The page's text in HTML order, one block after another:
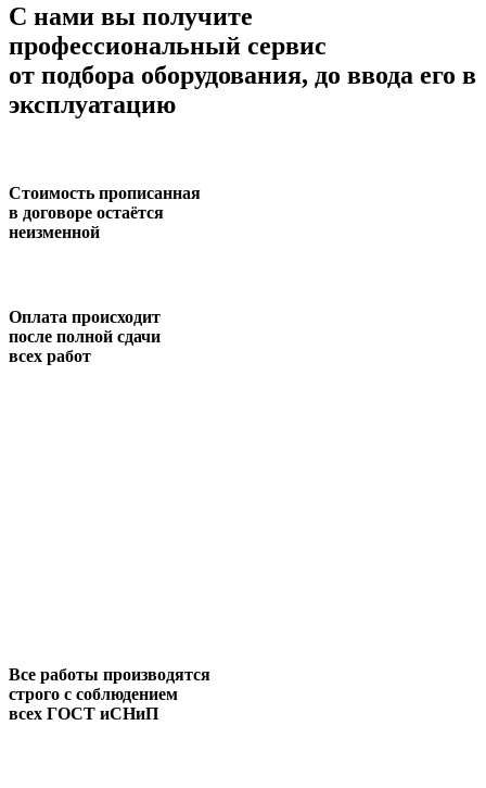
С нами вы получите
профессиональный сервис
от подбора оборудования, до ввода его в
эксплуатацию
Стоимость прописанная
в договоре остаётся
неизменной
Оплата происходит
после полной сдачи
всех работ
Все работы производятся
строго с соблюдением
всех ГОСТ иСНиП